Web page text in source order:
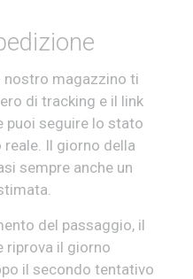
nostro magazzino ti
di tracking e il link
puoi seguire lo stato
Il giorno della
sempre anche un
del passaggio, il
riprova il giorno
il secondo tentativo